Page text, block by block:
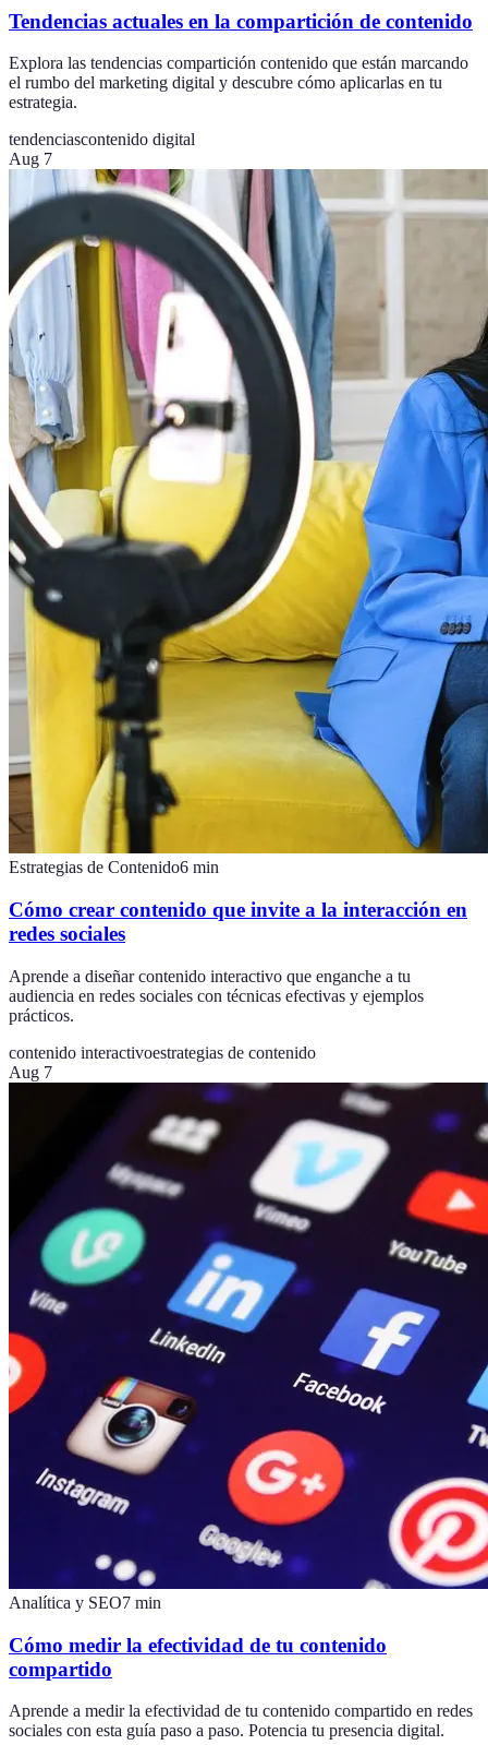
Tendencias actuales en la compartición de contenido
Explora las tendencias compartición contenido que están marcando
el rumbo del marketing digital y descubre cómo aplicarlas en tu
estrategia.
tendenciascontenido digital
Aug 7
Estrategias de Contenido6 min
Cómo crear contenido que invite a la interacción en
redes sociales
Aprende a diseñar contenido interactivo que enganche a tu
audiencia en redes sociales con técnicas efectivas y ejemplos
prácticos.
contenido interactivoestrategias de contenido
Aug 7
Analítica y SEO7 min
Cómo medir la efectividad de tu contenido
compartido
Aprende a medir la efectividad de tu contenido compartido en redes
sociales con esta guía paso a paso. Potencia tu presencia digital.